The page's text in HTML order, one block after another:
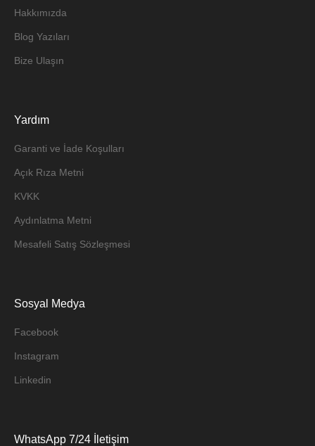
Hakkımızda
Blog Yazıları
Bize Ulaşın
Yardım
Garanti ve İade Koşulları
Açık Rıza Metni
KVKK
Aydınlatma Metni
Mesafeli Satış Sözleşmesi
Sosyal Medya
Facebook
Instagram
Linkedin
WhatsApp 7/24 İletişim